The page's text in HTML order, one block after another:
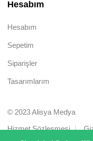
Hesabım
Hesabım
Sepetim
Siparişler
Tasarımlarım
© 2023 Alisya Medya
Hizmet Sözleşmesi